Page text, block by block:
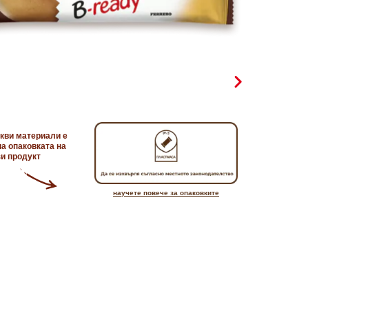
материали е
опаковката на
продукт
научете повече за опаковките